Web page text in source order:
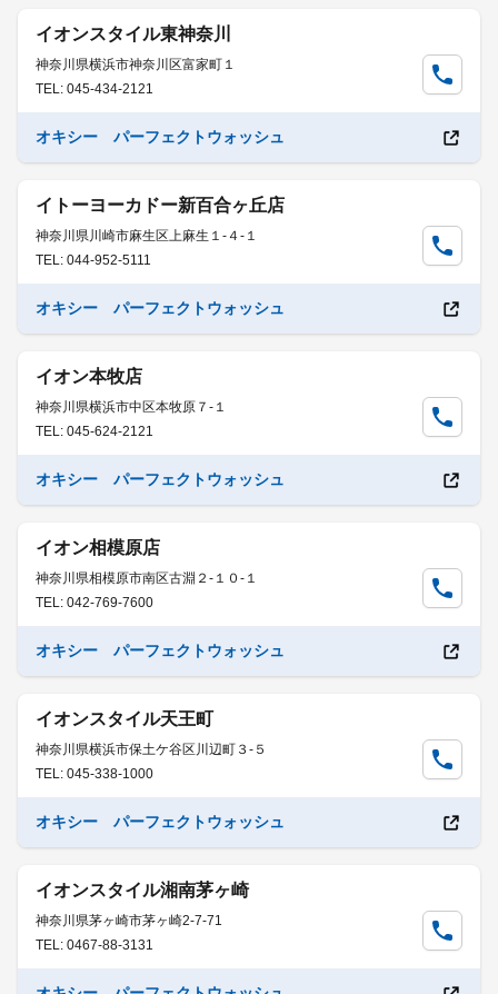
イオンスタイル東神奈川
神奈川県横浜市神奈川区富家町１
TEL: 045-434-2121
オキシー パーフェクトウォッシュ
イトーヨーカドー新百合ヶ丘店
神奈川県川崎市麻生区上麻生１-４-１
TEL: 044-952-5111
オキシー パーフェクトウォッシュ
イオン本牧店
神奈川県横浜市中区本牧原７-１
TEL: 045-624-2121
オキシー パーフェクトウォッシュ
イオン相模原店
神奈川県相模原市南区古淵２-１０-１
TEL: 042-769-7600
オキシー パーフェクトウォッシュ
イオンスタイル天王町
神奈川県横浜市保土ケ谷区川辺町３-５
TEL: 045-338-1000
オキシー パーフェクトウォッシュ
イオンスタイル湘南茅ヶ崎
神奈川県茅ヶ崎市茅ヶ崎2-7-71
TEL: 0467-88-3131